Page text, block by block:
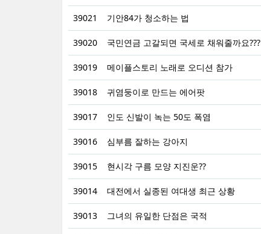
39021 기안84가 청소하는 법
39020 국민연금 고갈되면 국세로 채워줄까요???
39019 메이플스토리 노래로 오디션 참가
39018 귀염둥이로 만드는 에어팟
39017 인도 신발이 녹는 50도 폭염
39016 심부름 잘하는 강아지
39015 현시각 구름 모양 지진운??
39014 대전에서 실종된 여대생 최근 상황
39013 그녀의 유일한 단점은 국적